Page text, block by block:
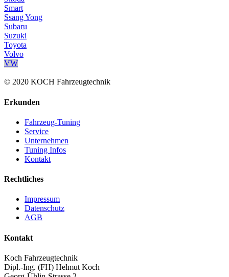
Smart
Ssang Yong
Subaru
Suzuki
Toyota
Volvo
VW
© 2020 KOCH Fahrzeugtechnik
Erkunden
Fahrzeug-Tuning
Service
Unternehmen
Tuning Infos
Kontakt
Rechtliches
Impressum
Datenschutz
AGB
Kontakt
Koch Fahrzeugtechnik
Dipl.-Ing. (FH) Helmut Koch